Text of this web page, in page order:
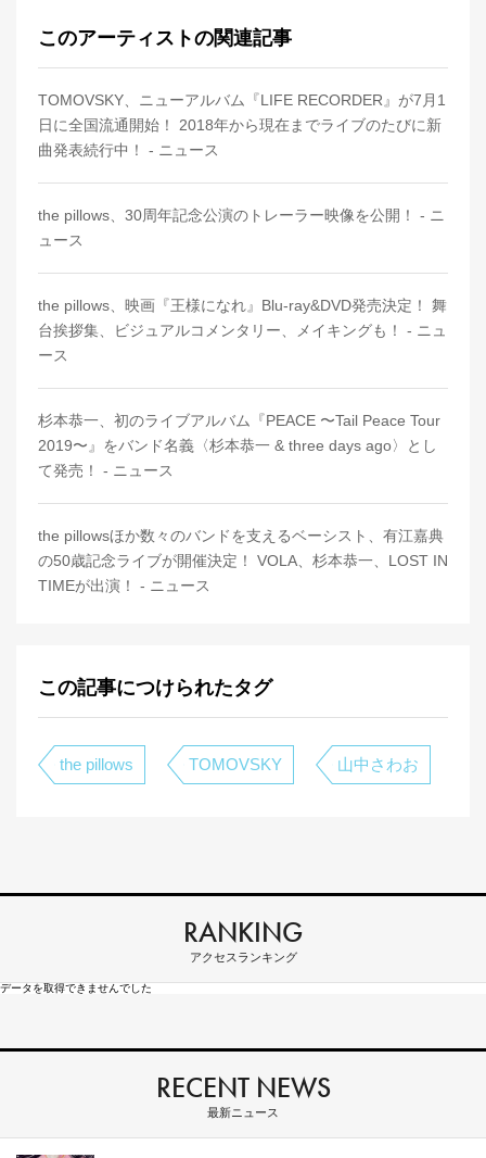
このアーティストの関連記事
TOMOVSKY、ニューアルバム『LIFE RECORDER』が7月1
日に全国流通開始！ 2018年から現在までライブのたびに新
曲発表続行中！ - ニュース
the pillows、30周年記念公演のトレーラー映像を公開！ - ニ
ュース
the pillows、映画『王様になれ』Blu-ray&DVD発売決定！ 舞
台挨拶集、ビジュアルコメンタリー、メイキングも！ - ニュ
ース
杉本恭一、初のライブアルバム『PEACE 〜Tail Peace Tour
2019〜』をバンド名義〈杉本恭一 & three days ago〉とし
て発売！ - ニュース
the pillowsほか数々のバンドを支えるベーシスト、有江嘉典
の50歳記念ライブが開催決定！ VOLA、杉本恭一、LOST IN
TIMEが出演！ - ニュース
この記事につけられたタグ
the pillows TOMOVSKY 山中さわお
RANKING
アクセスランキング
データを取得できませんでした
RECENT NEWS
最新ニュース